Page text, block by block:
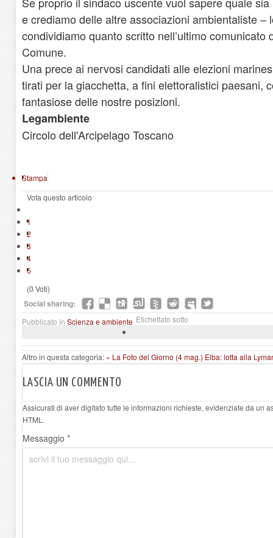
e crediamo delle altre associazioni ambientaliste –
condividiamo quanto scritto nell’ultimo
Comune.
Una prece ai nervosi candidati alle elezioni
tirati per la giacchetta, a fini elettoralistici paesani,
fantasiose delle nostre posizioni.
Legambiente
Circolo dell'Arcipelago Toscano
Stampa
Vota questo articolo
1
2
3
4
5
(0 Voti)
Social sharing:
Pubblicato in Scienza e ambiente Etichettato sotto
Altro in questa categoria: « La Foto del Giorno (4 mag.) Elba: lotta alla
LASCIA UN COMMENTO
Assicurati di aver digitato tutte le informazioni richieste, evidenziate da un
HTML.
Messaggio *